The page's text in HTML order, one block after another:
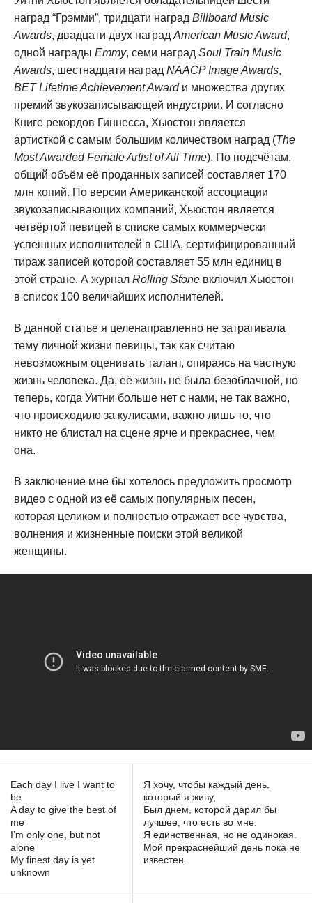
наград “Грэмми”, тридцати наград Billboard Music
Awards, двадцати двух наград American Music Award,
одной награды Emmy, семи наград Soul Train Music
Awards, шестнадцати наград NAACP Image Awards,
BET Lifetime Achievement Awardи множества других
премий звукозаписывающей индустрии. И согласно
Книге рекордов Гиннесса, Хьюстон является
артисткой с самым большим количеством наград (The
Most Awarded Female Artist of All Time). По подсчётам,
общий объём её проданных записей составляет 170
млн копий. По версии Американской ассоциации
звукозаписывающих компаний, Хьюстон является
четвёртой певицей в списке самых коммерчески
успешных исполнителей в США, сертифицированный
тираж записей которой составляет 55 млн единиц в
этой стране. А журнал Rolling Stone включил Хьюстон
в список 100 величайших исполнителей.
В данной статье я целенаправленно не затрагивала
тему личной жизни певицы, так как считаю
невозможным оценивать талант, опираясь на частную
жизнь человека. Да, её жизнь не была безоблачной, но
теперь, когда Уитни больше нет с нами, не так важно,
что происходило за кулисами, важно лишь то, что
никто не блистал на сцене ярче и прекраснее, чем
она.
В заключение мне бы хотелось предложить просмотр
видео с одной из её самых популярных песен,
которая целиком и полностью отражает все чувства,
волнения и жизненные поиски этой великой
женщины.
Each day I live I want to
be
A day to give the best of
me
I’m only one, but not
alone
My finest day is yet
unknown
Я хочу, чтобы каждый день,
который я живу,
Был днём, которой дарил бы
лучшее, что есть во мне.
Я единственная, но не одинокая.
Мой прекраснейший день пока не
известен.